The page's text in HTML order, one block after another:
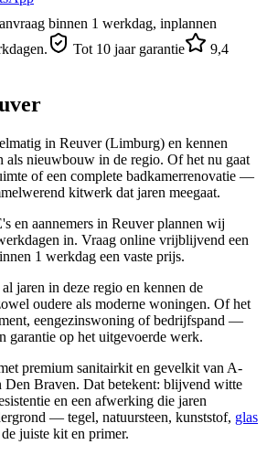
binnen 1 werkdag, inplannen
Tot 10 jaar garantie
9,4
in Reuver (Limburg) en kennen
als nieuwbouw in de regio. Of het nu gaat
of een complete badkamerrenovatie —
kitwerk dat jaren meegaat.
en aannemers in Reuver plannen wij
in. Vraag online vrijblijvend een
1 werkdag een vaste prijs.
jaren in deze regio en kennen de
oudere als moderne woningen. Of het
eengezinswoning of bedrijfspand —
garantie op het uitgevoerde werk.
premium sanitairkit en gevelkit van A-
Den Braven. Dat betekent: blijvend witte
en een afwerking die jaren
— tegel, natuursteen, kunststof, glas
juiste kit en primer.